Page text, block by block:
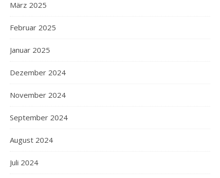
März 2025
Februar 2025
Januar 2025
Dezember 2024
November 2024
September 2024
August 2024
Juli 2024